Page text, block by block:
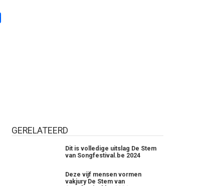
GERELATEERD
Dit is volledige uitslag De Stem
van Songfestival.be 2024
Deze vijf mensen vormen
vakjury De Stem van